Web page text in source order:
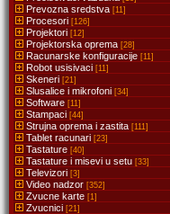
Prevozna sredstva [11]
Procesori [126]
Projektori [12]
Projektorska oprema [28]
Racunarske konfiguracije [11]
Robot usisivaci [11]
Skeneri [21]
Slusalice i mikrofoni [34]
Software [11]
Stampaci [44]
Strujna oprema i zastita [111]
Tablet racunari [23]
Tastature [40]
Tastature i misevi u setu [33]
Televizori [3]
Video nadzor [352]
Zvucne karte [1]
Zvucnici [21]